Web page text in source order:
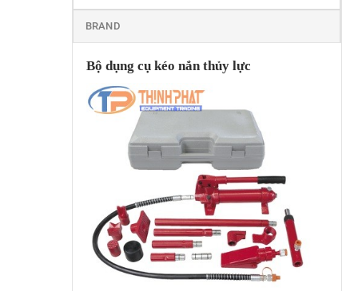
BRAND
Bộ dụng cụ kéo nắn thủy lực